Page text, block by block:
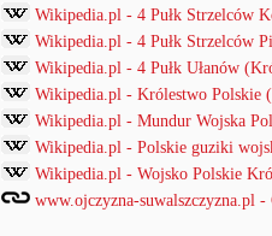
Wikipedia.pl - 4 Pułk Strzelców
Wikipedia.pl - 4 Pułk Strzelców
Wikipedia.pl - 4 Pułk Ułanów
Wikipedia.pl - Królestwo Polskie
Wikipedia.pl - Mundur Wojska
Wikipedia.pl - Polskie guziki
Wikipedia.pl - Wojsko Polskie
www.ojczyzna-suwalszczyzna.pl